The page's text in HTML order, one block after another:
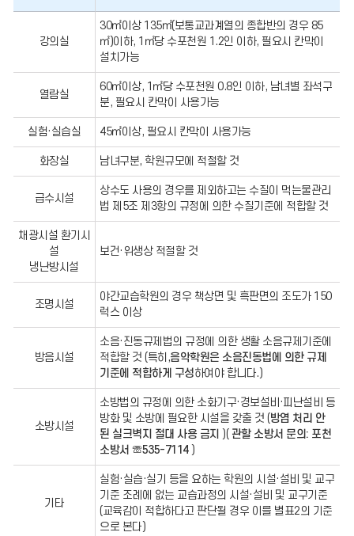
안
강의실
30㎡이상 135㎡(보통교과계열의 종합반의 경우 85
㎡)이하, 1㎡당 수포천원 1.2인 이하, 필요시 칸막이
설치가능
열람실
60㎡이상, 1㎡당 수포천원 0.8인 이하, 남녀별 좌석구
분, 필요시 칸막이 사용가능
실험·실습실 45㎡이상, 필요시 칸막이 사용가능
화장실 남녀구분, 학원규모에 적절할 것
급수시설
상수도 사용의 경우를 제외하고는 수질이 먹는물관리
법 제5조 제3항의 규정에 의한 수질기준에 적합할 것
채광시설 환기시
설
냉난방시설
보건·위생상 적절할 것
조명시설
야간교습학원의 경우 책상면 및 흑판면의 조도가 150
럭스 이상
방음시설
소음·진동규제법의 규정에 의한 생활 소음규제기준에
적합할 것 (특히,음악학원은 소음진동법에 의한 규제
기준에 적합하게 구성하여야 합니다.)
소방시설
소방법의 규정에 의한 소화기구·경보설비·피난설비 등
방화 및 소방에 필요한 시설을 갖출 것 (방염 처리 안
된 실크벽지 절대 사용 금지
)( 관할 소방서 문의: 포천
소방서 ☏535-7114)
기타
실험·실습·실기 등을 요하는 학원의 시설·설비 및 교구
기준 조례에 없는 교습과정의 시설·설비 및 교구기준
(교육감이 적합하다고 판단될 경우 이를 별표2의 기준
으로 본다)